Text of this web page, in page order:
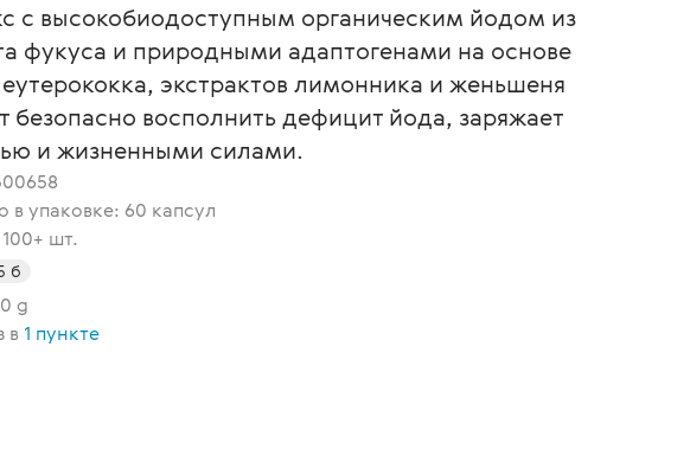
с высокобиодоступным органическим йодом из
фукуса и природными адаптогенами на основе
экстрактов лимонника и женьшеня
безопасно восполнить дефицит йода, заряжает
и жизненными силами.
в упаковке: 60 капсул
шт.
б
g
в 1 пункте